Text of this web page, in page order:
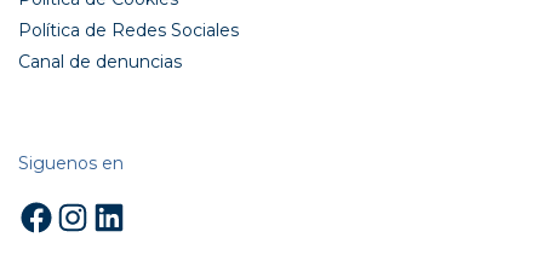
Política de Redes Sociales
Canal de denuncias
Siguenos en
Facebook
Instagram
LinkedIn